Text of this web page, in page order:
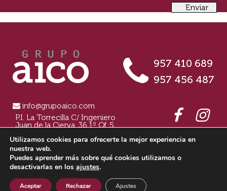
957 410 689
957 456 487
info@grupoaico.com
P.I. La Torrecilla C/ Ingeniero
Juan de la Cierva, 36 1º Of. 5
©GRUPOAICOPolítica de privacidad
Términos y condiciones|Entrega y devoluciones
Información
Utilizamos cookies para ofrecerte la mejor experiencia en
nuestra web.
Puedes aprender más sobre qué cookies utilizamos o
desactivarlas en los ajustes.
Aceptar Rechazar Ajustes